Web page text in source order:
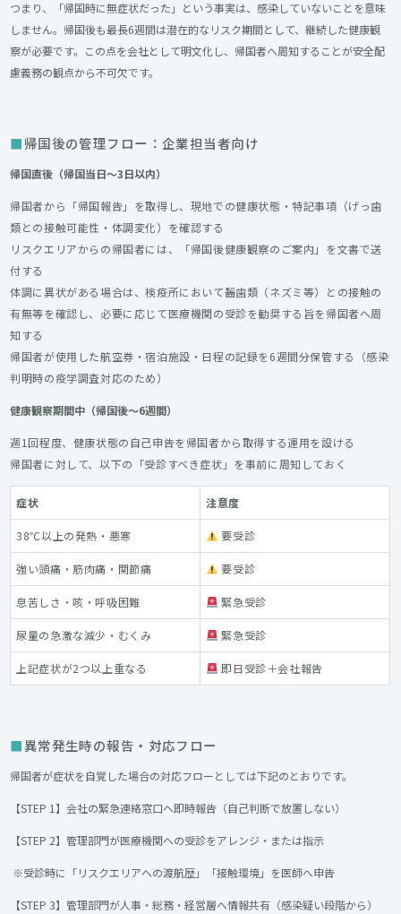
つまり、「帰国時に無症状だった」という事実は、感染していないことを意味
しません。帰国後も最長6週間は潜在的なリスク期間として、継続した健康観
察が必要です。この点を会社として明文化し、帰国者へ周知することが安全配
慮義務の観点から不可欠です。
帰国後の管理フロー：企業担当者向け
帰国直後（帰国当日〜3日以内）
帰国者から「帰国報告」を取得し、現地での健康状態・特記事項（げっ歯
類との接触可能性・体調変化）を確認する
リスクエリアからの帰国者には、「帰国後健康観察のご案内」を文書で送
付する
体調に異状がある場合は、検疫所において齧歯類（ネズミ等）との接触の
有無等を確認し、必要に応じて医療機関の受診を勧奨する旨を帰国者へ周
知する
帰国者が使用した航空券・宿泊施設・日程の記録を6週間分保管する（感染
判明時の疫学調査対応のため）
健康観察期間中（帰国後〜6週間）
週1回程度、健康状態の自己申告を帰国者から取得する運用を設ける
帰国者に対して、以下の「受診すべき症状」を事前に周知しておく
症状 注意度
38℃以上の発熱・悪寒 要受診
強い頭痛・筋肉痛・関節痛 要受診
息苦しさ・咳・呼吸困難 緊急受診
尿量の急激な減少・むくみ 緊急受診
上記症状が2つ以上重なる 即日受診＋会社報告
異常発生時の報告・対応フロー
帰国者が症状を自覚した場合の対応フローとしては下記のとおりです。
【STEP 1】会社の緊急連絡窓口へ即時報告（自己判断で放置しない）
【STEP 2】管理部門が医療機関への受診をアレンジ・または指示
※受診時に「リスクエリアへの渡航歴」「接触環境」を医師へ申告
【STEP 3】管理部門が人事・総務・経営層へ情報共有（感染疑い段階から）